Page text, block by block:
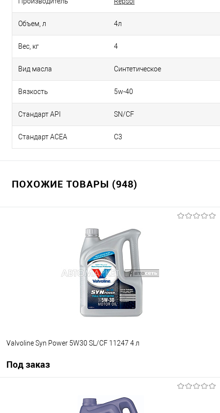
Объем, л 4л
Вес, кг 4
Вид масла Синтетическое
Вязкость 5w-40
Стандарт API SN/CF
Стандарт ACEA C3
ПОХОЖИЕ ТОВАРЫ (948)
Valvoline Syn Power 5W30 SL/CF 11247 4 л
Под заказ